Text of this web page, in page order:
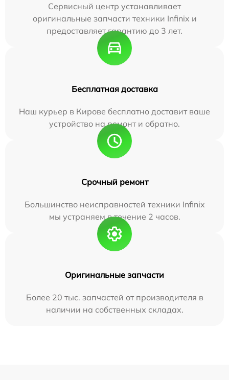
Сервисный центр устанавливает
оригинальные запчасти техники Infinix и
предоставляет гарантию до 3 лет.
Бесплатная доставка
Наш курьер в Кирове бесплатно доставит ваше
устройство на ремонт и обратно.
Срочный ремонт
Большинство неисправностей техники Infinix
мы устраняем в течение 2 часов.
Оригинальные запчасти
Более 20 тыс. запчастей от производителя в
наличии на собственных складах.